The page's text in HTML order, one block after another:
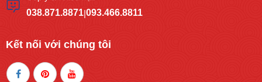
038.871.8871|093.466.8811
Kết nối với chúng tôi